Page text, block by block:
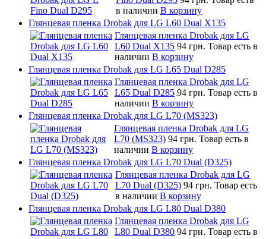
в наличии В корзину
Глянцевая пленка Drobak для LG L60 Dual X135
Глянцевая пленка Drobak для LG
L60 Dual X135 94 грн. Товар есть в
наличии В корзину
Глянцевая пленка Drobak для LG L65 Dual D285
Глянцевая пленка Drobak для LG
L65 Dual D285 94 грн. Товар есть в
наличии В корзину
Глянцевая пленка Drobak для LG L70 (MS323)
Глянцевая пленка Drobak для LG
L70 (MS323) 94 грн. Товар есть в
наличии В корзину
Глянцевая пленка Drobak для LG L70 Dual (D325)
Глянцевая пленка Drobak для LG
L70 Dual (D325) 94 грн. Товар есть
в наличии В корзину
Глянцевая пленка Drobak для LG L80 Dual D380
Глянцевая пленка Drobak для LG
L80 Dual D380 94 грн. Товар есть в